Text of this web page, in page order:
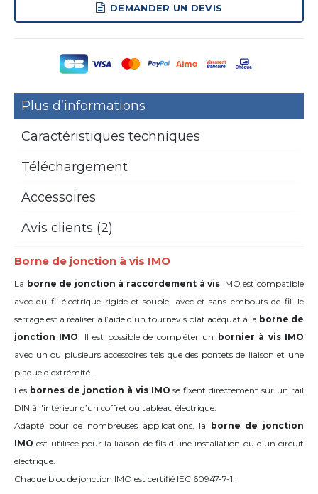
DEMANDER UN DEVIS
Plus d’informations
Caractéristiques techniques
Téléchargement
Accessoires
Avis clients (2)
Borne de jonction à vis IMO
La borne de jonction à raccordement à vis IMO est compatible
avec du fil électrique rigide et souple, avec et sans embouts de fil. le
serrage est à réaliser à l’aide d’un tournevis plat adéquat à la borne de
jonction IMO. Il est possible de compléter un
bornier à vis IMO
avec un ou plusieurs accessoires tels que des pontets de liaison et une
plaque d’extrémité.
Les bornes de jonction à vis IMO se fixent directement sur un rail
DIN à l'intérieur d’un coffret ou tableau électrique.
Adapté pour de nombreuses applications, la
borne de jonction
IMO est utilisée pour la liaison de fils d’une installation ou d’un circuit
électrique.
Chaque bloc de jonction IMO est certifié IEC 60947-7-1.